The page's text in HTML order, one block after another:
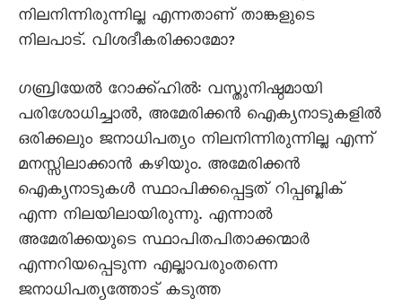
നിലനിന്നിരുന്നില്ല എന്നതാണ് താങ്കളുടെ
നിലപാട്. വിശദീകരിക്കാമോ?
ഗബ്രിയേൽ റോക്ക്ഹിൽ: വസ്തുനിഷ്ഠമായി
പരിശോധിച്ചാൽ, അമേരിക്കൻ ഐക്യനാടുകളിൽ
ഒരിക്കലും ജനാധിപത്യം നിലനിന്നിരുന്നില്ല എന്ന്
മനസ്സിലാക്കാൻ കഴിയും. അമേരിക്കൻ
ഐക്യനാടുകൾ സ്ഥാപിക്കപ്പെട്ടത് റിപ്പബ്ലിക്
എന്ന നിലയിലായിരുന്നു. എന്നാൽ
അമേരിക്കയുടെ സ്ഥാപിതപിതാക്കന്മാർ
എന്നറിയപ്പെടുന്ന എല്ലാവരുംതന്നെ
ജനാധിപത്യത്തോട് കടുത്ത